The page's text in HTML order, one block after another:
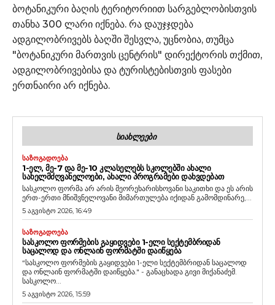
ბოტანიკური ბაღის ტერიტორიით სარგებლობისთვის
თანხა 300 ლარი იქნება. რა დაუჯჯდება
ადგილობრივებს ბაღში შესვლა, უცნობია, თუმცა
"ბოტანიკური მართვის ცენტრის" დირექტორის თქმით,
ადგილობრივებისა და ტურისტებისთვის ფასები
ერთნაირი არ იქნება.
ᲡᲘᲐᲮᲚᲔᲔᲑᲘ
ᲡᲐᲖᲝᲒᲐᲓᲝᲔᲑᲐ
1-ᲔᲚ, ᲛᲔ-7 ᲓᲐ ᲛᲔ-10 ᲙᲚᲐᲡᲔᲚᲔᲑᲡ ᲡᲙᲝᲚᲔᲑᲨᲘ ᲐᲮᲐᲚᲘ
ᲡᲐᲮᲔᲚᲛᲫᲦᲕᲐᲜᲔᲚᲝᲔᲑᲘ, ᲐᲮᲐᲚᲘ ᲞᲠᲝᲒᲠᲐᲛᲔᲑᲘ ᲓᲐᲮᲕᲓᲔᲑᲐᲗ
სასკოლო ფორმა არ არის მეორეხარისხოვანი საკითხი და ეს არის
ერთ-ერთი მნიშვნელოვანი მიმართულება იქიდან გამომდინარე,...
5 აგვისტო 2026, 16:49
ᲡᲐᲖᲝᲒᲐᲓᲝᲔᲑᲐ
ᲡᲐᲡᲙᲝᲚᲝ ᲤᲝᲠᲛᲔᲑᲘᲡ ᲒᲐᲧᲘᲓᲕᲔᲑᲘ 1-ᲔᲚᲘ ᲡᲔᲥᲢᲔᲛᲑᲠᲘᲓᲐᲜ
ᲡᲐᲪᲐᲚᲝᲓ ᲓᲐ ᲝᲜᲚᲐᲘᲜ ᲤᲝᲠᲛᲐᲢᲨᲘ ᲓᲐᲘᲬᲧᲔᲑᲐ
“სასკოლო ფორმების გაყიდვები 1-ელი სექტემბრიდან საცალოდ
და ონლაინ ფორმატში დაიწყება." - განაცხადა გივი მიქანაძემ.
სასკოლო...
5 აგვისტო 2026, 15:59